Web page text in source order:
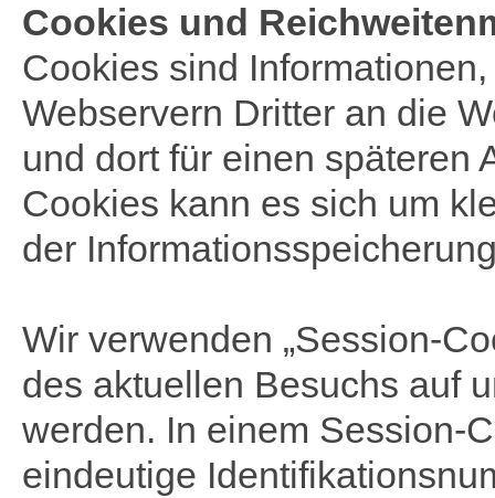
Cookies und
Cookies sind
Webservern Dritter an die
und dort für einen späteren
Cookies kann es sich um
der
Wir verwenden „Session-
des aktuellen Besuchs auf
werden. In einem Session-
eindeutige